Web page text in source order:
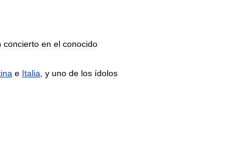
concierto en el conocido
e Italia y uno de los ídolos